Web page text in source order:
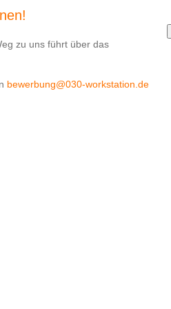
zu uns führt über das
bewerbung@030-workstation.de